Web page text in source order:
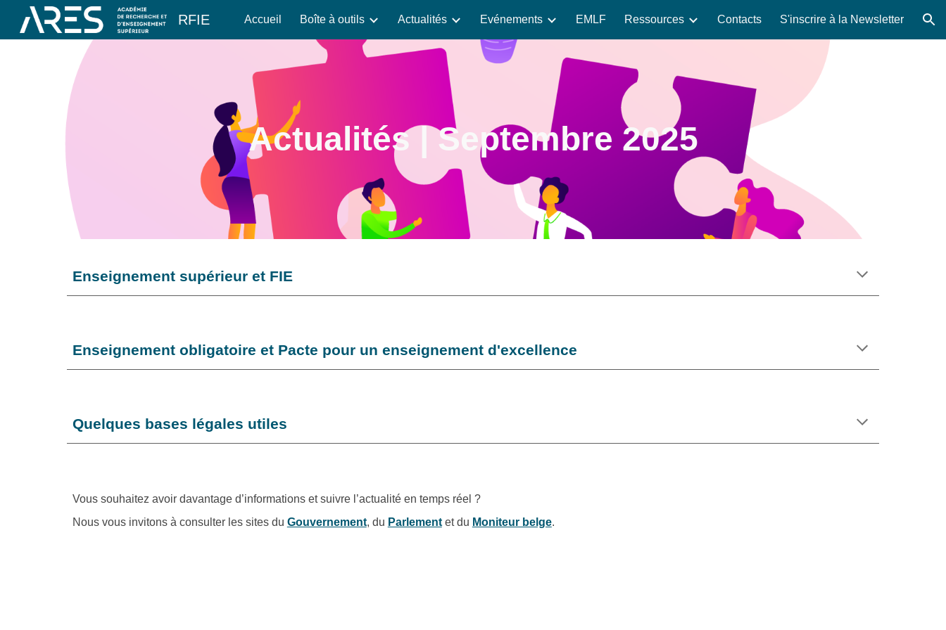
Skip to main content Skip to navigation
RFIE Accueil Boîte à outils Actualités Evénements EMLF Ressources Contacts S'inscrire à la Newsletter
Actualités |Septembre 2025
Enseignement supérieur et FIE
Enseignement obligatoire et Pacte pour un enseignement d'excellence
Quelques bases légales utiles
Vous souhaitez avoir davantage d’informations et suivre l’actualité en temps réel ?
Nous vous invitons à consulter les sites du Gouvernement, du Parlementet du Moniteur belge.